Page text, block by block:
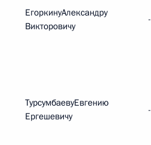
ЕгоркинуАлександру
Викторовичу
-
ТурсумбаевуЕвгению
Ергешевичу
-